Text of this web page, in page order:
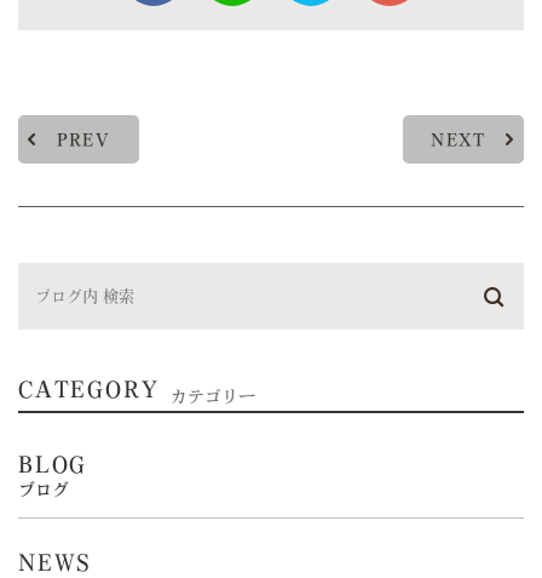
PREV NEXT
CATEGORY カテゴリー
BLOG
ブログ
NEWS